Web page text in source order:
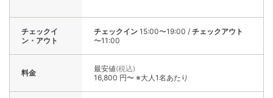
チェックイ
ン・アウト
チェックイン 15:00〜19:00 / チェックアウト
〜11:00
料金 最安値(税込)
16,800 円〜 ※大人1名あたり